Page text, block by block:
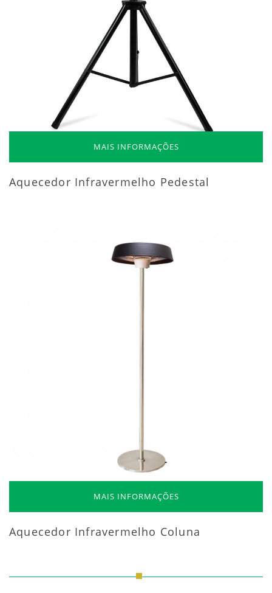
MAIS INFORMAÇÕES
Aquecedor Infravermelho Pedestal
MAIS INFORMAÇÕES
Aquecedor Infravermelho Coluna